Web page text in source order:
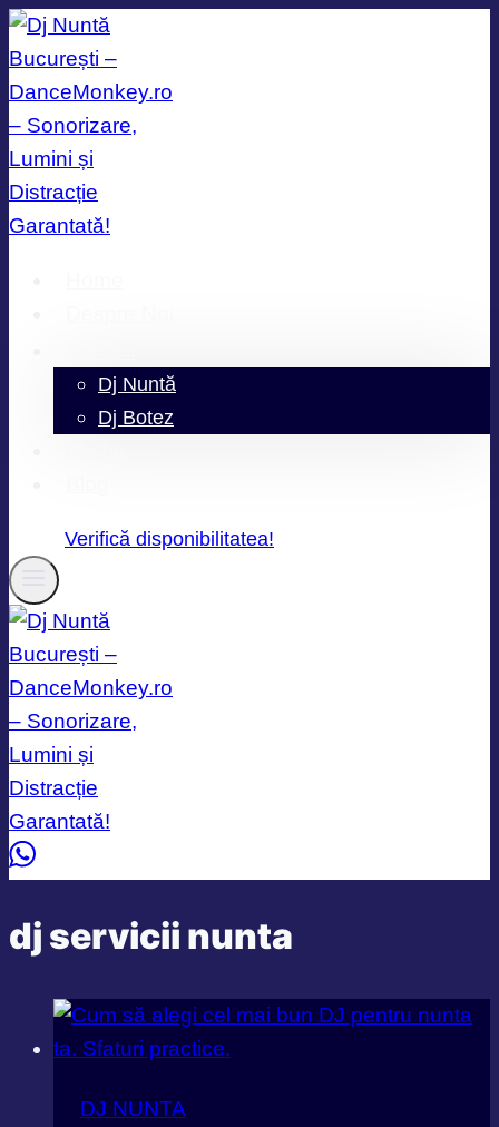
Skip
to
content
Dj Nuntă
Dj Botez
Verifică disponibilitatea!
dj servicii nunta
DJ NUNTA